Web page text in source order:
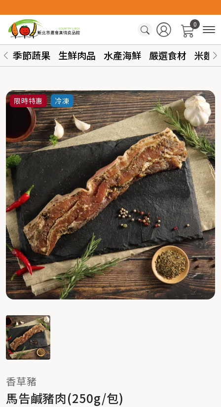
0
季節蔬果 生鮮肉品 水產海鮮 嚴選食材 米麵
限時特惠 冷凍
香草豬
馬告鹹豬肉(250g/包)